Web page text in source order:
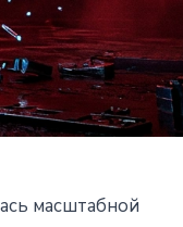
масштабной